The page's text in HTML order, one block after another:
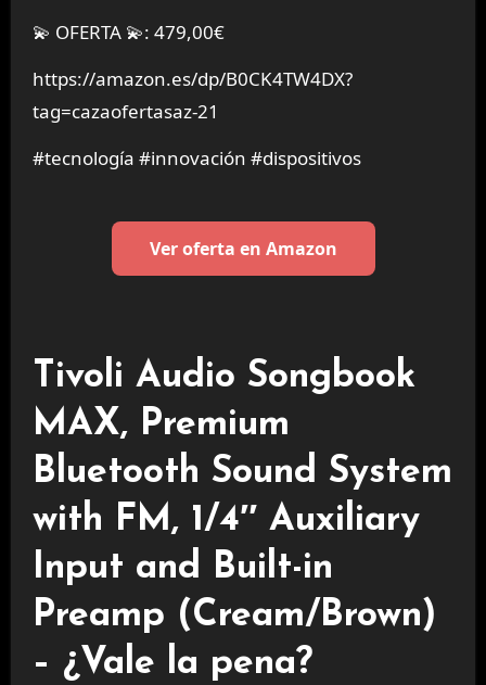
💫 OFERTA 💫: 479,00€
https://amazon.es/dp/B0CK4TW4DX?
tag=cazaofertasaz-21
#tecnología #innovación #dispositivos
Ver oferta en Amazon
Tivoli Audio Songbook
MAX, Premium
Bluetooth Sound System
with FM, 1/4″ Auxiliary
Input and Built-in
Preamp (Cream/Brown)
– ¿Vale la pena?